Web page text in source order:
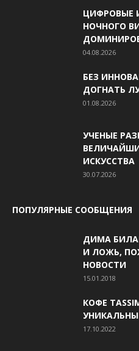
ЦИФРОВЫЕ
НОЧНОГО
04.08.2026
БЕЗ
ДОГНАТЬ
01.08.2026
УЧЕНЫЕ
ИСКУССТВА
30.07.2026
ПОПУЛЯРНЫЕ СООБЩЕНИЯ
ДИМА
И ЛОЖЬ,
НОВОСТИ
15.01.2018
КОФЕ
17.10.2022